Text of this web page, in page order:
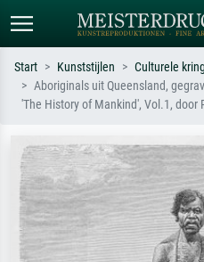
Standaard zoeken
Monet, Sterrennacht, impressionisme,
Hokusai-golf, naakt.
Start Kunststijlen Culturele
Aboriginals uit Queensland,
'The History of Mankind', Vol.1, door